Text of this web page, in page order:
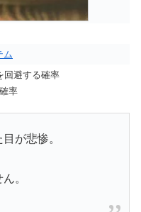
ム
避する確率
率
が悲惨。
。